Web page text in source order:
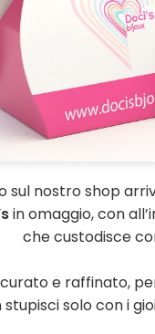
sul nostro shop
in omaggio, con
che custodisce
e raffinato,
stupisci solo con i